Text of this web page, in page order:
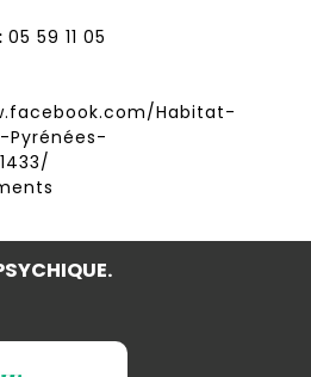
05 59 11 05
Habitat-
Pyrénées-